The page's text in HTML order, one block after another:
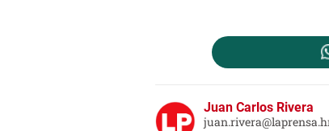
Juan Carlos Rivera